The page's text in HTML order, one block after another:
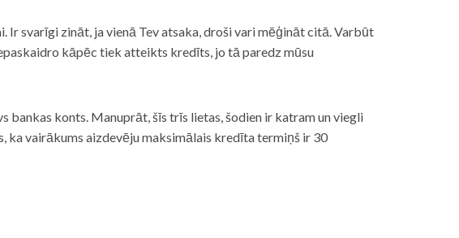
svarīgi zināt, ja vienā Tev atsaka, droši vari mēģināt citā. Varbūt
kāpēc tiek atteikts kredīts, jo tā paredz mūsu
konts. Manuprāt, šīs trīs lietas, šodien ir katram un viegli
ka vairākums aizdevēju maksimālais kredīta termiņš ir 30